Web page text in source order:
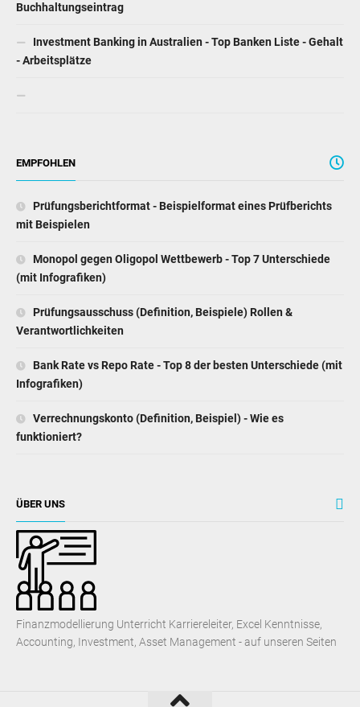
Buchhaltungseintrag
Investment Banking in Australien - Top Banken Liste - Gehalt
- Arbeitsplätze
EMPFOHLEN
Prüfungsberichtformat - Beispielformat eines Prüfberichts
mit Beispielen
Monopol gegen Oligopol Wettbewerb - Top 7 Unterschiede
(mit Infografiken)
Prüfungsausschuss (Definition, Beispiele) Rollen &
Verantwortlichkeiten
Bank Rate vs Repo Rate - Top 8 der besten Unterschiede (mit
Infografiken)
Verrechnungskonto (Definition, Beispiel) - Wie es
funktioniert?
ÜBER UNS
Finanzmodellierung Unterricht Karriereleiter, Excel Kenntnisse,
Accounting, Investment, Asset Management - auf unseren Seiten